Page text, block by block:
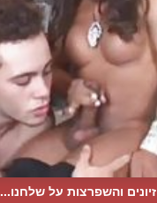
זיונים והשפרצות על שלחנו...